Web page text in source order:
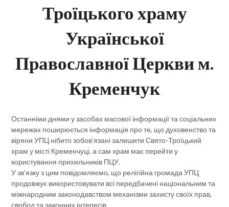
Троїцького храму
Української
Православної Церкви м.
Кременчук
Останніми днями у засобах масової інформації та соціальних
мережах поширюється інформація про те, що духовенство та
віряни УПЦ нібито зобов’язані залишити Свято-Троїцький
храм у місті Кременчуці, а сам храм має перейти у
користування прихильників ПЦУ.
У зв’язку з цим повідомляємо, що релігійна громада УПЦ
продовжує використовувати всі передбачені національним та
міжнародним законодавством механізми захисту своїх прав,
свобод та законних інтересів